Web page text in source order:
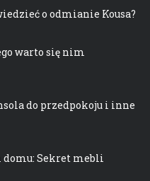
o odmianie Kousa?
warto się nim
do przedpokoju i inne
domu: Sekret mebli